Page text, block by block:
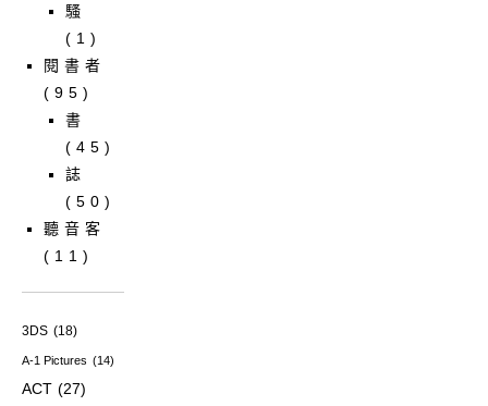
騷
(1)
閱書者
(95)
書
(45)
誌
(50)
聽音客
(11)
3DS (18)
A-1 Pictures (14)
ACT (27)